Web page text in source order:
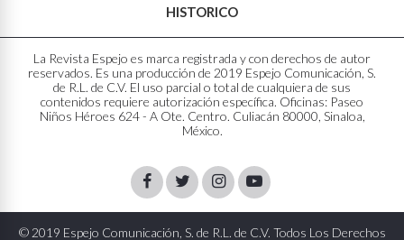
HISTORICO
La Revista Espejo es marca registrada y con derechos de autor
reservados. Es una producción de 2019 Espejo Comunicación, S.
de R.L. de C.V. El uso parcial o total de cualquiera de sus
contenidos requiere autorización específica. Oficinas: Paseo
Niños Héroes 624 - A Ote. Centro. Culiacán 80000, Sinaloa,
México.
FacebookTwitterInstagram
Youtube
© 2019 Espejo Comunicación, S. de R.L. de C.V. Todos Los Derechos